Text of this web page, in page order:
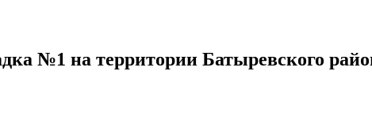
№1 на территории Батыревского